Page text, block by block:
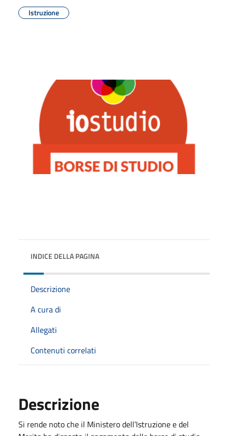
Istruzione
INDICE DELLA PAGINA
Descrizione
A cura di
Allegati
Contenuti correlati
Descrizione
Si rende noto che il Ministero dell’Istruzione e del